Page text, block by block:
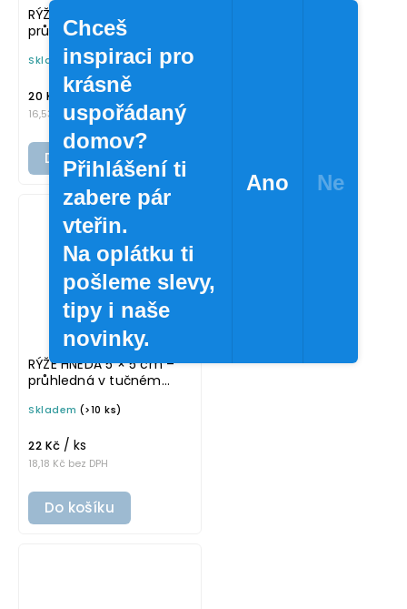
RÝŽE DLOUHOZRNNÁ
průměr 5 cm –
průhledná v základním
písmu, omyvatelná
samolepka na
potravinové dózy
Skladem (>10 ks)
16,53 Kč bez DPH
20 Kč/ ks
Do košíku
RÝŽE HNĚDÁ 5 × 5 cm –
průhledná v tučném
samolepka na
Skladem (>10 ks)
18,18 Kč bez DPH
22 Kč / ks
Do košíku
Chceš
inspiraci pro
krásně
uspořádaný
domov?
Přihlášení ti
zabere pár
vteřin.
Na oplátku ti
pošleme slevy,
tipy i naše
novinky.
Ano Ne